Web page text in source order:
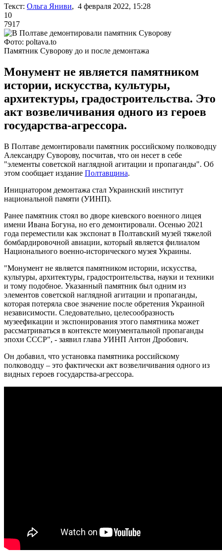
Текст: Ольга Яниви, 4 февраля 2022, 15:28
10
7917
Фото: poltava.to
Памятник Суворову до и после демонтажа
Монумент не является памятником
истории, искусства, культуры,
архитектуры, градостроительства. Это
акт возвеличивания одного из героев
государства-агрессора.
В Полтаве демонтировали памятник российскому полководцу
Александру Суворову, посчитав, что он несет в себе
"элементы советской наглядной агитации и пропаганды". Об
этом сообщает издание Полтавщина.
Инициатором демонтажа стал Украинский институт
национальной памяти (УИНП).
Ранее памятник стоял во дворе киевского военного лицея
имени Ивана Богуна, но его демонтировали. Осенью 2021
года переместили как экспонат в Полтавский музей тяжелой
бомбардировочной авиации, который является филиалом
Национального военно-исторического музея Украины.
"Монумент не является памятником истории, искусства,
культуры, архитектуры, градостроительства, науки и техники
и тому подобное. Указанный памятник был одним из
элементов советской наглядной агитации и пропаганды,
которая потеряла свое значение после обретения Украиной
независимости. Следовательно, целесообразность
музеефикации и экспонирования этого памятника может
рассматриваться в контексте монументальной пропаганды
эпохи СССР", - заявил глава УИНП Антон Дробович.
Он добавил, что установка памятника российскому
полководцу – это фактически акт возвеличивания одного из
видных героев государства-агрессора.